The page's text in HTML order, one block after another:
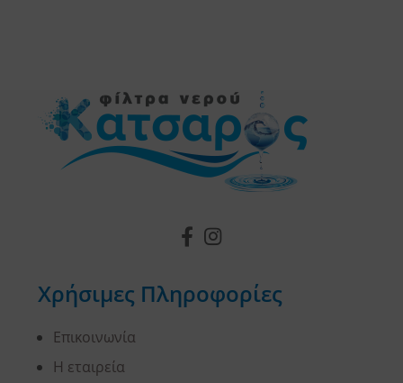
Χρήσιμες Πληροφορίες
Επικοινωνία
Η εταιρεία